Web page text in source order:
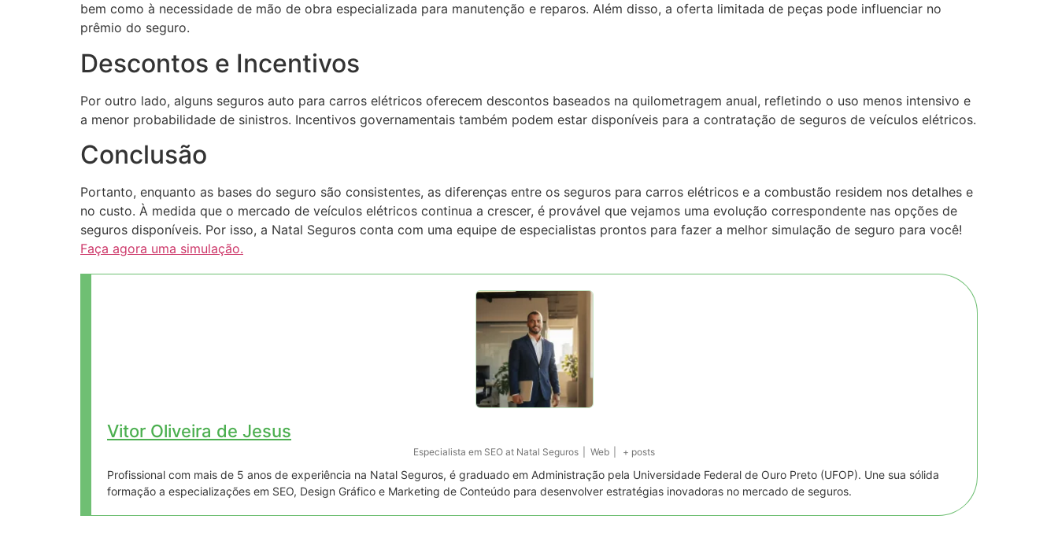
bem como à necessidade de mão de obra especializada para manutenção e reparos. Além disso, a oferta limitada de peças pode influenciar no
prêmio do seguro.
Descontos e Incentivos
Por outro lado, alguns seguros auto para carros elétricos oferecem descontos baseados na quilometragem anual, refletindo o uso menos intensivo e
a menor probabilidade de sinistros. Incentivos governamentais também podem estar disponíveis para a contratação de seguros de veículos elétricos.
Conclusão
Portanto, enquanto as bases do seguro são consistentes, as diferenças entre os seguros para carros elétricos e a combustão residem nos detalhes e
no custo. À medida que o mercado de veículos elétricos continua a crescer, é provável que vejamos uma evolução correspondente nas opções de
seguros disponíveis. Por isso, a Natal Seguros conta com uma equipe de especialistas prontos para fazer a melhor simulação de seguro para você!
Faça agora uma simulação.
Vitor Oliveira de Jesus
Especialista em SEO at Natal Seguros Web + posts
Profissional com mais de 5 anos de experiência na Natal Seguros, é graduado em Administração pela Universidade Federal de Ouro Preto (UFOP). Une sua sólida
formação a especializações em SEO, Design Gráfico e Marketing de Conteúdo para desenvolver estratégias inovadoras no mercado de seguros.